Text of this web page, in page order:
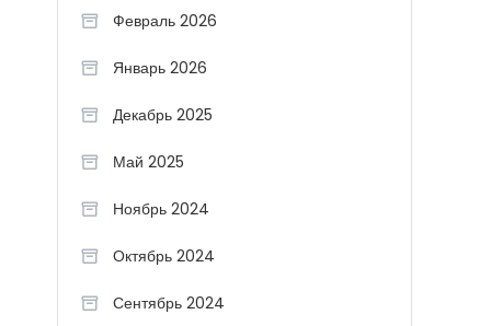
Февраль 2026
Январь 2026
Декабрь 2025
Май 2025
Ноябрь 2024
Октябрь 2024
Сентябрь 2024